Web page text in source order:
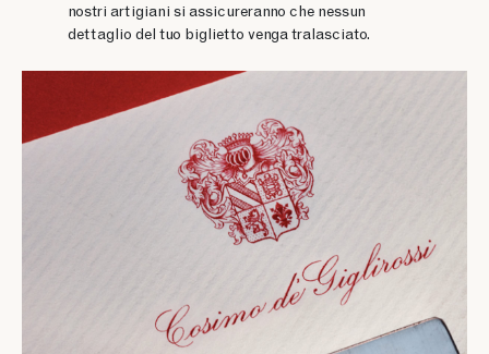
nostri artigiani si assicureranno che nessun
dettaglio del tuo biglietto venga tralasciato.